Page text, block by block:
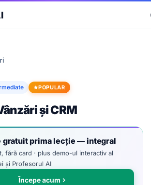
POPULAR
și CRM
gratuit prima lecție — integral
fără card · plus demo-ul interactiv al
și Profesorul AI
Începe acum